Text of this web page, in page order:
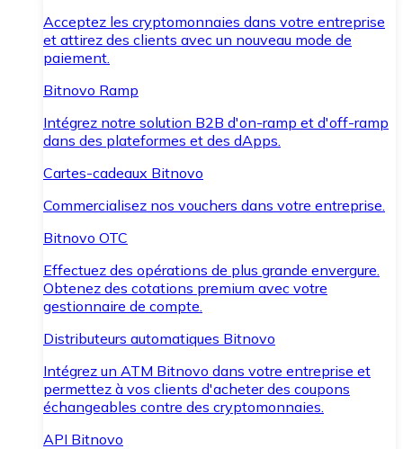
Acceptez les cryptomonnaies dans votre entreprise
et attirez des clients avec un nouveau mode de
paiement.
Bitnovo Ramp
Intégrez notre solution B2B d'on-ramp et d'off-ramp
dans des plateformes et des dApps.
Cartes-cadeaux Bitnovo
Commercialisez nos vouchers dans votre entreprise.
Bitnovo OTC
Effectuez des opérations de plus grande envergure.
Obtenez des cotations premium avec votre
gestionnaire de compte.
Distributeurs automatiques Bitnovo
Intégrez un ATM Bitnovo dans votre entreprise et
permettez à vos clients d'acheter des coupons
échangeables contre des cryptomonnaies.
API Bitnovo